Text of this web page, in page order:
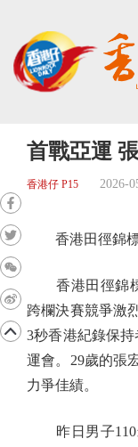
首戰亞運
香港仔 P15 2026-
香港田徑錦標
香港田徑錦標
跨欄決賽競爭激
3秒香港紀錄保
運會。29歲的張
力爭佳績。
昨日男子110